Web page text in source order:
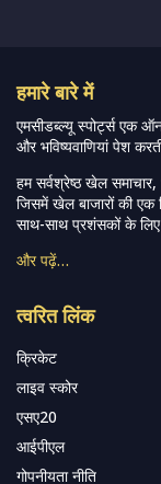
हमारे बारे में
एमसीडब्ल्यू स्पोर्ट्स एक
और भविष्यवाणियां पेश
हम सर्वश्रेष्ठ खेल समाचार,
जिसमें खेल बाजारों की
साथ-साथ प्रशंसकों के लिए
और पढ़ें…
त्वरित लिंक
क्रिकेट
लाइव स्कोर
एसए20
आईपीएल
गोपनीयता नीति